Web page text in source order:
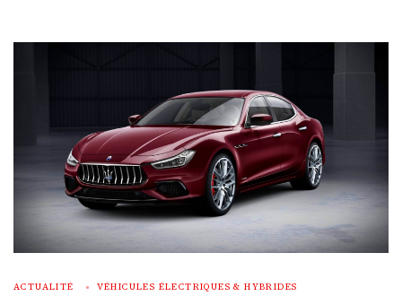
ACTUALITÉ VÉHICULES ÉLECTRIQUES & HYBRIDES